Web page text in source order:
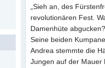
„Sieh an, des
revolutionären Fest.
Damenhüte
Seine beiden
Andrea stemmte die
Jungen auf der Mauer